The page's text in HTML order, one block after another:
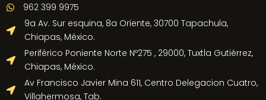
 962 399 9975

9a Av. Sur esquina, 8a Oriente, 30700 Tapachula,
Chiapas, México.

Periférico Poniente Norte Nº275 , 29000, Tuxtla Gutiérrez,
Chiapas, México.

Av Francisco Javier Mina 611, Centro Delegacion Cuatro,
Villahermosa, Tab.